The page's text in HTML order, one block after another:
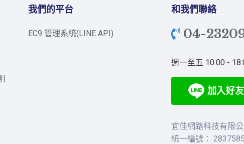
我們的平台
EC9 管理系統(LINE API)
和我們聯絡
04-
週一至五 10:00 -
宜佳網路科技有限公
統一編號：